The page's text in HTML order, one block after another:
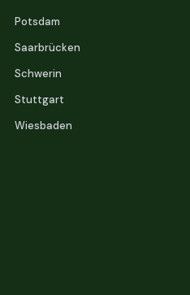
Potsdam
Saarbrücken
Schwerin
Stuttgart
Wiesbaden